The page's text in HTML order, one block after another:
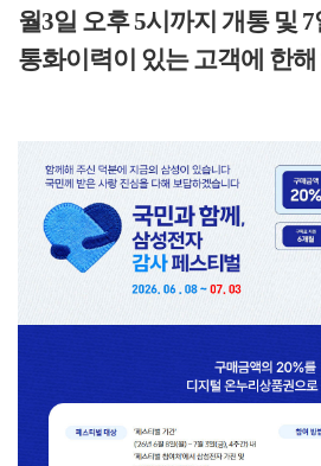
월3일 오후 5시까지 개통 및
통화이력이 있는 고객에 한